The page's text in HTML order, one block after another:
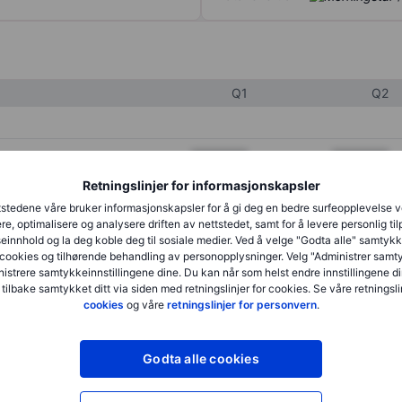
Retningslinjer for informasjonskapsler
våre bruker informasjonskapsler for å gi deg en bedre surfeopplevelse
optimalisere og analysere driften av nettstedet, samt for å levere personlig
og la deg koble deg til sosiale medier. Ved å velge "Godta alle"
og tilhørende behandling av personopplysninger. Velg "Administrer
samtykkeinnstillingene dine. Du kan når som helst endre innstillingene
samtykket ditt via siden med retningslinjer for cookies. Se våre
cookies og våre retningslinjer for personvern.
Godta alle cookies
Q1 Q2
XXXXXXX XXXXXXX
XXXXXXX
XXXXXXX XXXXXXX
XXXXXXX XXXXXXX
XXXXXXX
XXXXXXX